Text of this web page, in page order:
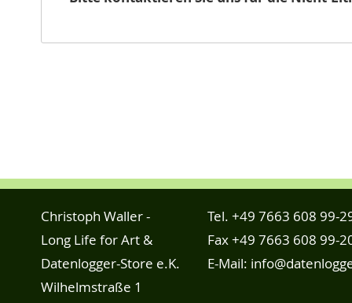
Christoph Waller -
Long Life for Art &
Datenlogger-Store e.K.
Wilhelmstraße 1
Tel. +49 7663 608 99-
Fax +49 7663 608 99-
E-Mail: